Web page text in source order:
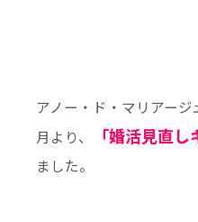
アノー・ド・マリアー
月より、
「婚活見直し
ました。